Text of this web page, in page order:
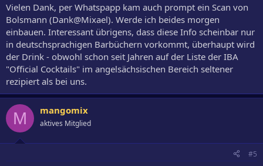
Vielen Dank, per Whatspapp kam auch prompt ein Scan von
Bolsmann (Dank@Mixael). Werde ich beides morgen
einbauen. Interessant übrigens, dass diese Info scheinbar nur
in deutschsprachigen Barbüchern vorkommt, überhaupt wird
der Drink - obwohl schon seit Jahren auf der Liste der IBA
"Official Cocktails" im angelsächsischen Bereich seltener
rezipiert als bei uns.
M mangomix
aktives Mitglied
#5